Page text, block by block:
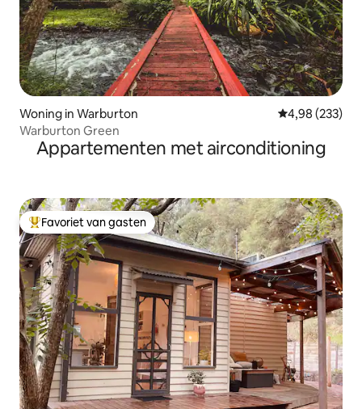
Woning in Warburton Gemiddelde
4,98 (233)
Warburton Green
Appartementen met airconditioning
Topfavoriet van gasten
Favoriet van gasten